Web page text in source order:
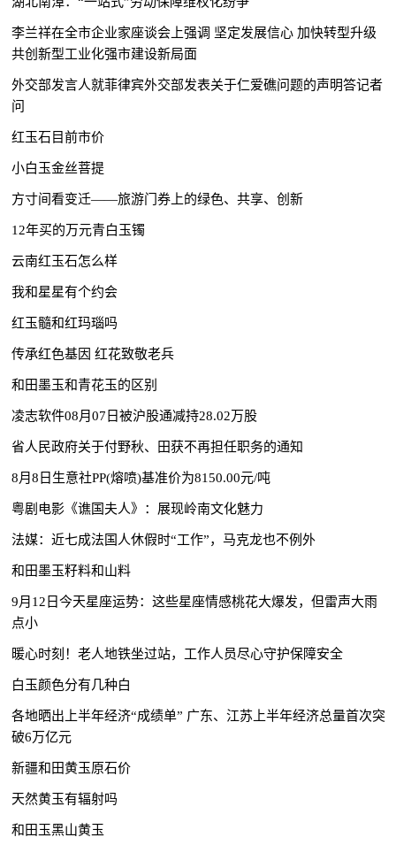
李兰祥在全市企业家座谈会上强调 坚定发展信心 加快转型升级
共创新型工业化强市建设新局面
外交部发言人就菲律宾外交部发表关于仁爱礁问题的声明答记者
问
红玉石目前市价
小白玉金丝菩提
方寸间看变迁——旅游门券上的绿色、共享、创新
12年买的万元青白玉镯
云南红玉石怎么样
我和星星有个约会
红玉髓和红玛瑙吗
传承红色基因 红花致敬老兵
和田墨玉和青花玉的区别
凌志软件08月07日被沪股通减持28.02万股
省人民政府关于付野秋、田获不再担任职务的通知
8月8日生意社PP(熔喷)基准价为8150.00元/吨
粤剧电影《谯国夫人》：展现岭南文化魅力
法媒：近七成法国人休假时“工作”，马克龙也不例外
和田墨玉籽料和山料
9月12日今天星座运势：这些星座情感桃花大爆发，但雷声大雨
点小
暖心时刻！老人地铁坐过站，工作人员尽心守护保障安全
白玉颜色分有几种白
各地晒出上半年经济“成绩单” 广东、江苏上半年经济总量首次突
破6万亿元
新疆和田黄玉原石价
天然黄玉有辐射吗
和田玉黑山黄玉